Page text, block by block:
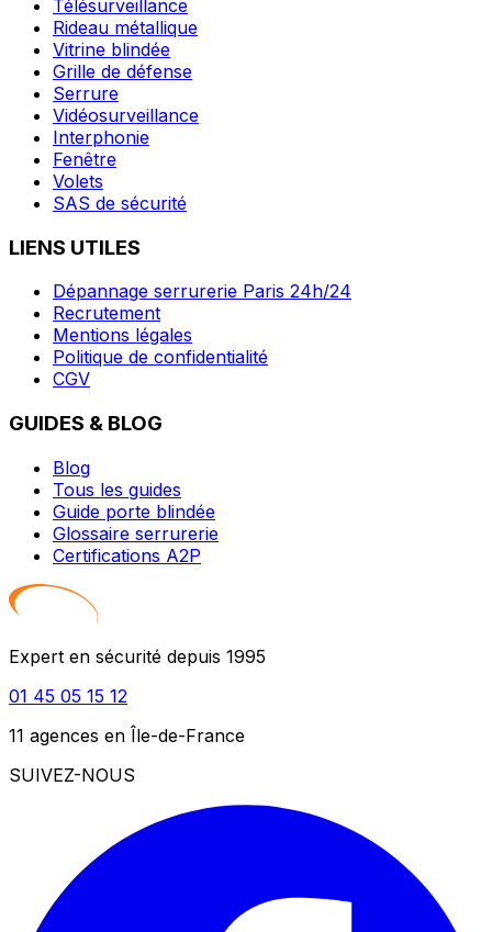
Télésurveillance
Rideau métallique
Vitrine blindée
Grille de défense
Serrure
Vidéosurveillance
Interphonie
Fenêtre
Volets
SAS de sécurité
LIENS UTILES
Dépannage serrurerie Paris 24h/24
Recrutement
Mentions légales
Politique de confidentialité
CGV
GUIDES & BLOG
Blog
Tous les guides
Guide porte blindée
Glossaire serrurerie
Certifications A2P
Expert en sécurité depuis 1995
01 45 05 15 12
11 agences en Île-de-France
SUIVEZ-NOUS